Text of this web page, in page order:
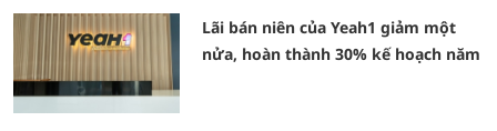
Lãi bán niên của Yeah1 giảm một
nửa, hoàn thành 30% kế hoạch năm